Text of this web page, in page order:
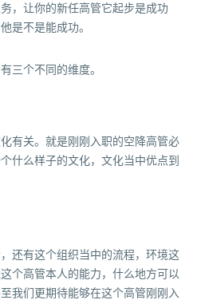
，让你的新任高管它起步是成功
是不是能成功。
三个不同的维度。
有关。就是刚刚入职的空降高管必
什么样子的文化，文化当中优点到
还有这个组织当中的流程，环境这
个高管本人的能力，什么地方可以
我们更期待能够在这个高管刚刚入